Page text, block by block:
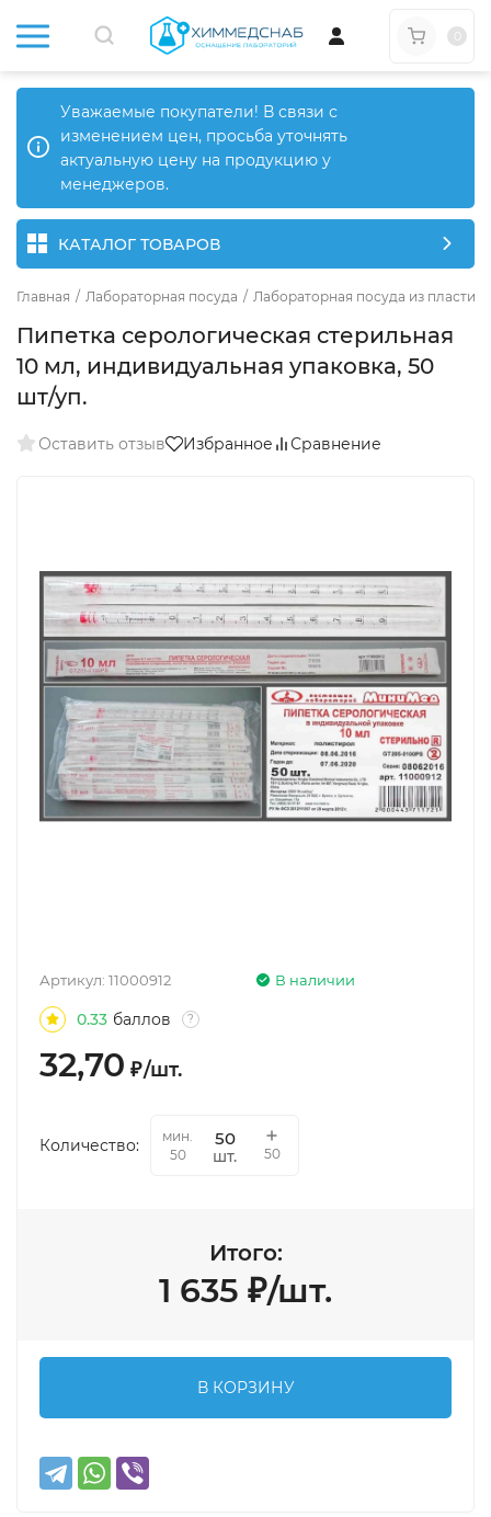
Уважаемые покупатели! В связи с
изменением цен, просьба уточнять
актуальную цену на продукцию у
менеджеров.
КАТАЛОГ ТОВАРОВ
Главная / Лабораторная посуда / Лабораторная посуда из пластика
Пипетка серологическая стерильная
10 мл, индивидуальная упаковка, 50
шт/уп.
Оставить отзыв Избранное Сравнение
В наличии
Артикул: 11000912
0.33 баллов ?
32,70 ₽/шт.
Количество:
мин.
50
шт. 50
Итого:
1 635 ₽/шт.
В КОРЗИНУ